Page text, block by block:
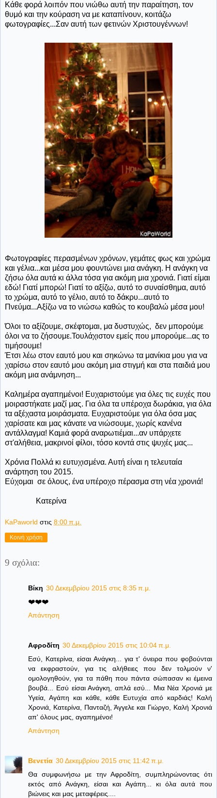
Κάθε φορά λοιπόν που νιώθω αυτή την παραίτηση, τον
θυμό και την κούραση να με καταπίνουν, κοιτάζω
φωτογραφίες...Σαν αυτή των φετινών Χριστουγέννων!
Φωτογραφίες περασμένων χρόνων, γεμάτες φως και χρώμα
και γέλια...και μέσα μου φουντώνει μια ανάγκη. Η ανάγκη να
ζήσω όλα αυτά κι άλλα τόσα για ακόμη μια χρονιά. Γιατί είμαι
εδώ! Γιατί μπορώ! Γιατί το αξίζω, αυτό το συναίσθημα, αυτό
το χρώμα, αυτό το γέλιο, αυτό το δάκρυ...αυτό το
Πνεύμα...Αξίζω να το νιώσω καθώς το κουβαλώ μέσα μου!
Όλοι το αξίζουμε, σκέφτομαι, μα δυστυχώς, δεν μπορούμε
όλοι να το ζήσουμε.Τουλάχιστον εμείς που μπορούμε...ας το
τιμήσουμε!
Έτσι λέω στον εαυτό μου και σηκώνω τα μανίκια μου για να
χαρίσω στον εαυτό μου ακόμη μια στιγμή και στα παιδιά μου
ακόμη μια ανάμνηση...
Καλημέρα αγαπημένοι! Ευχαριστούμε για όλες τις ευχές που
μοιραστήκατε μαζί μας. Για όλα τα υπέροχα δωράκια, για όλα
τα αξέχαστα μοιράσματα. Ευχαριστούμε για όλα όσα μας
χαρίσατε και μας κάνατε να νιώσουμε, χωρίς κανένα
αντάλλαγμα! Καμιά φορά αναρωτιέμαι...αν υπάρχετε
στ'αλήθεια, μακρινοί φίλοι, τόσο κοντά στις ψυχές μας...
Χρόνια Πολλά κι ευτυχισμένα. Αυτή είναι η τελευταία
ανάρτηση του 2015.
Εύχομαι σε όλους, ένα υπέροχο πέρασμα στη νέα χρονιά!
Κατερίνα
KaPaworld στις 8:00 π.μ.
Κοινή χρήση
9 σχόλια:
Βίκη 30 Δεκεμβρίου 2015 στις 8:35 π.μ.
❤️❤️❤️
Απάντηση
Αφροδίτη 30 Δεκεμβρίου 2015 στις 10:04 π.μ.
Εσύ, Κατερίνα, είσαι Ανάγκη... για τ' όνειρα που φοβούνται
να εκφραστούν, για τις αλήθειες που δεν τολμούν ν'
ομολογηθούν, για τα πάθη που πάντα σώπασαν κι έμεινα
βουβά... Εσύ είσαι Ανάγκη, απλά εσύ... Μια Νέα Χρονιά με
Υγεία, Αγάπη και κάθε, κάθε Ευτυχία από καρδιάς! Καλή
Χρονιά, Κατερίνα, Πανταζή, Άγγελε και Γιώργο, Καλή Χρονιά
απ' όλους μας, αγαπημένοι!
Απάντηση
Βενετία 30 Δεκεμβρίου 2015 στις 11:42 π.μ.
Θα συμφωνήσω με την Αφροδίτη, συμπληρώνοντας ότι
εκτός από Ανάγκη, είσαι και Αγάπη... κι όλα αυτά που
βιώνεις και μας μεταφέρεις....